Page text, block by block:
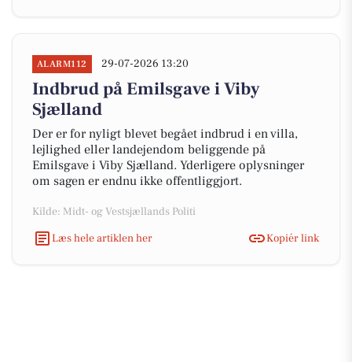
ALARM112 29-07-2026 13:20
Indbrud på Emilsgave i Viby
Sjælland
Der er for nyligt blevet begået indbrud i en villa,
lejlighed eller landejendom beliggende på
Emilsgave i Viby Sjælland. Yderligere oplysninger
om sagen er endnu ikke offentliggjort.
Kilde: Midt- og Vestsjællands Politi
Læs hele artiklen her
Kopiér link